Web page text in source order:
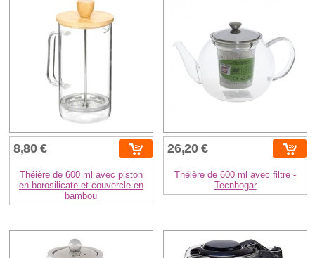
8,80 €
Théière de 600 ml avec piston
en borosilicate et couvercle en
bambou
26,20 €
Théière de 600 ml avec filtre -
Tecnhogar